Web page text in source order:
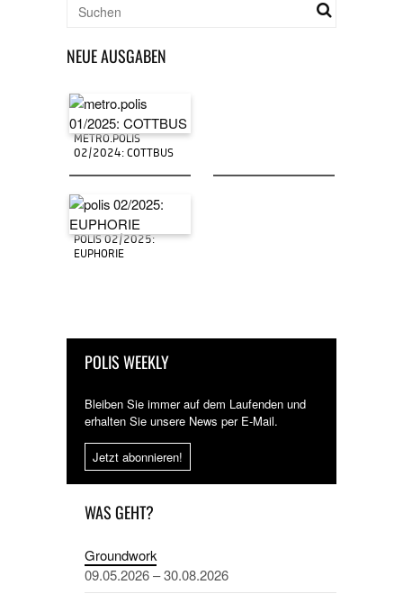
NEUE AUSGABEN
METRO.POLIS
02/2024: COTTBUS
POLIS 02/2025:
EUPHORIE
POLIS WEEKLY
Bleiben Sie immer auf dem Laufenden und
erhalten Sie unsere News per E-Mail.
Jetzt abonnieren!
WAS GEHT?
Groundwork
09.05.2026 – 30.08.2026